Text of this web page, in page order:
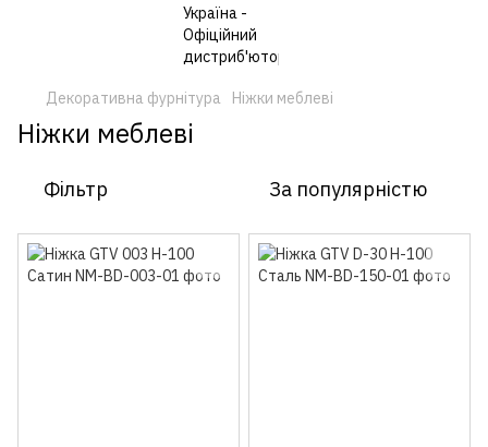
Декоративна фурнітура Ніжки меблеві
Ніжки меблеві
Фільтр За популярністю